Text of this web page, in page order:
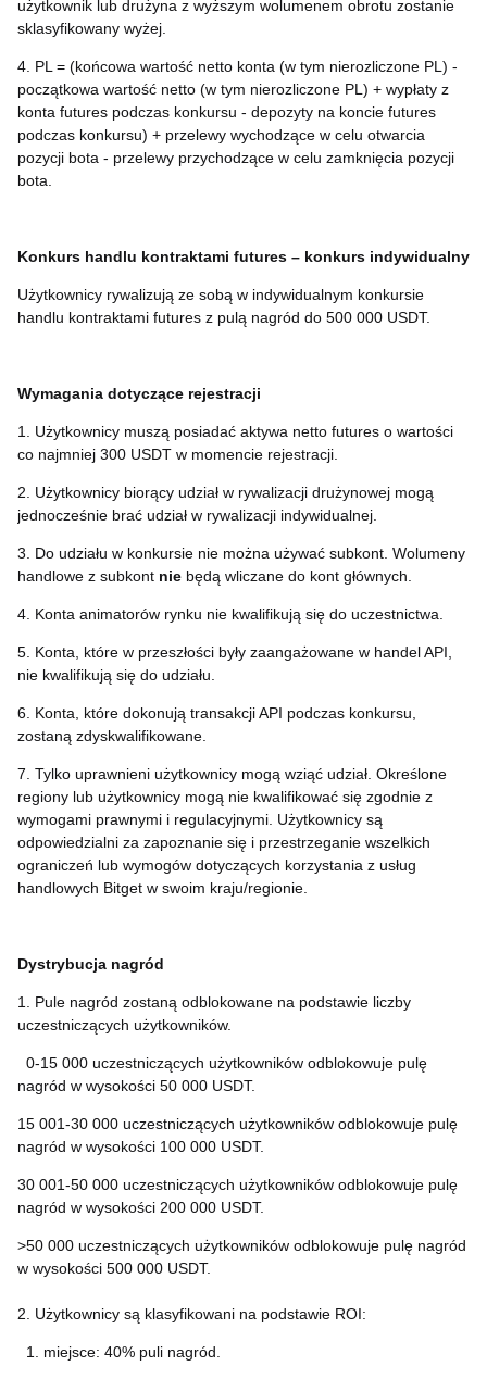
użytkownik lub drużyna z wyższym wolumenem obrotu zostanie
sklasyfikowany wyżej.
4. PL = (końcowa wartość netto konta (w tym nierozliczone PL) -
początkowa wartość netto (w tym nierozliczone PL) + wypłaty z
konta futures podczas konkursu - depozyty na koncie futures
podczas konkursu) + przelewy wychodzące w celu otwarcia
pozycji bota - przelewy przychodzące w celu zamknięcia pozycji
bota.
Konkurs handlu kontraktami futures – konkurs indywidualny
Użytkownicy rywalizują ze sobą w indywidualnym konkursie
handlu kontraktami futures z pulą nagród do 500 000 USDT.
Wymagania dotyczące rejestracji
1. Użytkownicy muszą posiadać aktywa netto futures o wartości
co najmniej 300 USDT w momencie rejestracji.
2. Użytkownicy biorący udział w rywalizacji drużynowej mogą
jednocześnie brać udział w rywalizacji indywidualnej.
3. Do udziału w konkursie nie można używać subkont. Wolumeny
handlowe z subkont nie będą wliczane do kont głównych.
4. Konta animatorów rynku nie kwalifikują się do uczestnictwa.
5. Konta, które w przeszłości były zaangażowane w handel API,
nie kwalifikują się do udziału.
6. Konta, które dokonują transakcji API podczas konkursu,
zostaną zdyskwalifikowane.
7. Tylko uprawnieni użytkownicy mogą wziąć udział. Określone
regiony lub użytkownicy mogą nie kwalifikować się zgodnie z
wymogami prawnymi i regulacyjnymi. Użytkownicy są
odpowiedzialni za zapoznanie się i przestrzeganie wszelkich
ograniczeń lub wymogów dotyczących korzystania z usług
handlowych Bitget w swoim kraju/regionie.
Dystrybucja nagród
1. Pule nagród zostaną odblokowane na podstawie liczby
uczestniczących użytkowników.
0-15 000 uczestniczących użytkowników odblokowuje pulę
nagród w wysokości 50 000 USDT.
15 001-30 000 uczestniczących użytkowników odblokowuje pulę
nagród w wysokości 100 000 USDT.
30 001-50 000 uczestniczących użytkowników odblokowuje pulę
nagród w wysokości 200 000 USDT.
>50 000 uczestniczących użytkowników odblokowuje pulę nagród
w wysokości 500 000 USDT.
2. Użytkownicy są klasyfikowani na podstawie ROI:
1. miejsce: 40% puli nagród.